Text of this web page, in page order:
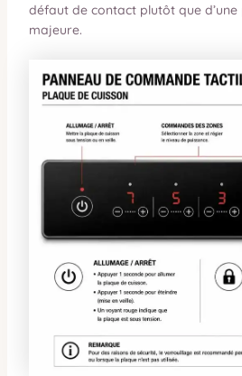
défaut de contact plutôt que
majeure.